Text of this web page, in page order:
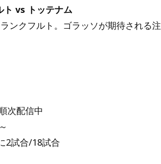
ト vs トッテナム
ンクフルト。ゴラッソが期待される注
次配信中
2試合/18試合